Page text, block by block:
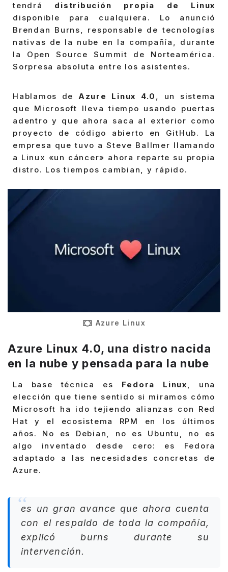
tendrá distribución propia de Linux
disponible para cualquiera. Lo anunció
Brendan Burns, responsable de tecnologías
nativas de la nube en la compañía, durante
la Open Source Summit de Norteamérica.
Sorpresa absoluta entre los asistentes.
Hablamos de Azure Linux 4.0 , un sistema
que Microsoft lleva tiempo usando puertas
adentro y que ahora saca al exterior como
proyecto de código abierto en GitHub. La
empresa que tuvo a Steve Ballmer llamando
a Linux «un cáncer» ahora reparte su propia
distro. Los tiempos cambian, y rápido.
Azure Linux
Azure Linux 4.0, una distro nacida
en la nube y pensada para la nube
La base técnica es Fedora Linux, una
elección que tiene sentido si miramos cómo
Microsoft ha ido tejiendo alianzas con Red
Hat y el ecosistema RPM en los últimos
años. No es Debian, no es Ubuntu, no es
algo inventado desde cero: es Fedora
adaptado a las necesidades concretas de
Azure.
es un gran avance que ahora cuenta
con el respaldo de toda la compañía,
explicó burns durante su
intervención.